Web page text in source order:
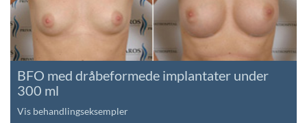
BFO med dråbeformede implantater under
300 ml
Vis behandlingseksempler